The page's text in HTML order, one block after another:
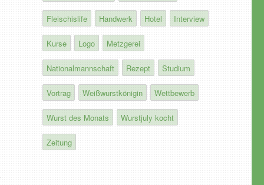
Fleischislife Handwerk Hotel Interview
Kurse Logo Metzgerei
Nationalmannschaft Rezept Studium
Vortrag Weißwurstkönigin Wettbewerb
Wurst des Monats Wurstjuly kocht
Zeitung